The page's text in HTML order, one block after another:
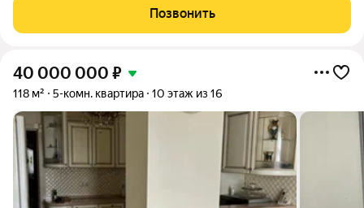
большая гостиная (26,7 м2) и холл. В квартире выполнен
дизайнерский ремонт в
Позвонить
40 000 000 ₽
118 м² 5-комн. квартира 10 этаж из 16